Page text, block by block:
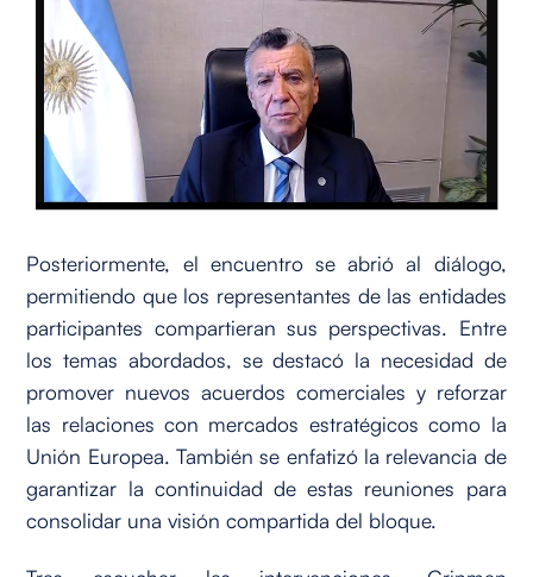
Posteriormente, el encuentro se abrió al diálogo,
permitiendo que los representantes de las entidades
participantes compartieran sus perspectivas. Entre
los temas abordados, se destacó la necesidad de
promover nuevos acuerdos comerciales y reforzar
las relaciones con mercados estratégicos como la
Unión Europea. También se enfatizó la relevancia de
garantizar la continuidad de estas reuniones para
consolidar una visión compartida del bloque.